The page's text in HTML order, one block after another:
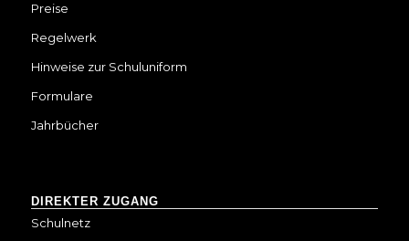
Preise
Regelwerk
Hinweise zur Schuluniform
Formulare
Jahrbücher
DIREKTER ZUGANG
Schulnetz